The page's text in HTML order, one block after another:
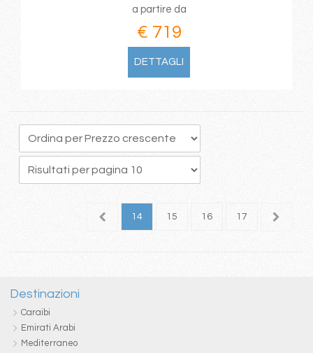
a partire da
€ 719
DETTAGLI
13 14 15 16 17 18
Destinazioni
Caraibi
Emirati Arabi
Mediterraneo